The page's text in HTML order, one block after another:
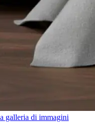
galleria di immagini